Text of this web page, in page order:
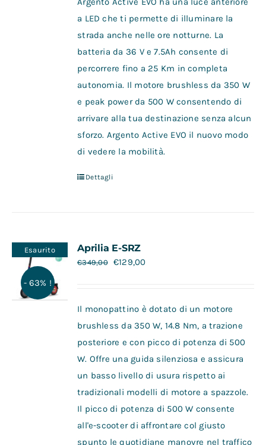
a LED che ti permette di illuminare la
strada anche nelle ore notturne. La
batteria da 36 V e 7.5Ah consente di
percorrere fino a 25 Km in completa
autonomia. Il motore brushless da 350 W
e peak power da 500 W consentendo di
arrivare alla tua destinazione senza alcun
sforzo. Argento Active EVO il nuovo modo
di vedere la mobilità.
Dettagli
Esaurito
- 63% !
Aprilia E-SRZ
€349,00 €129,00
Il monopattino è dotato di un motore
brushless da 350 W, 14.8 Nm, a trazione
posteriore e con picco di potenza di 500
W. Offre una guida silenziosa e assicura
un basso livello di usura rispetto ai
tradizionali modelli di motore a spazzole.
Il picco di potenza di 500 W consente
all'e-scooter di affrontare col giusto
spunto le quotidiane manovre nel traffico